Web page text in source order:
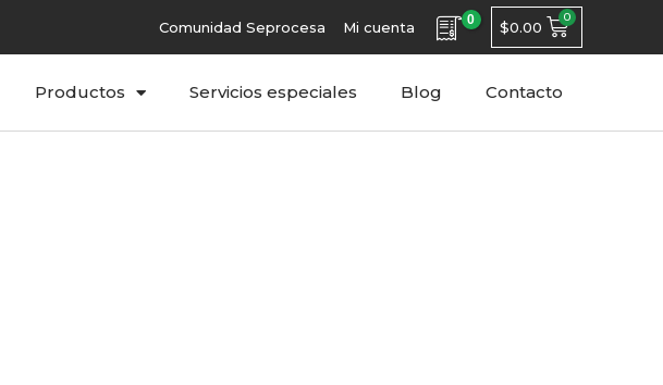
Comunidad Seprocesa Mi cuenta 0 $0.00
Productos Servicios especiales Blog Contacto